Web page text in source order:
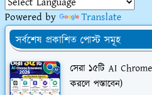
Powered by
Translate
সর্বশেষ প্রকাশিত পোস্ট সমূহ
সেরা ১৫টি AI
করলে পস্তাবেন)